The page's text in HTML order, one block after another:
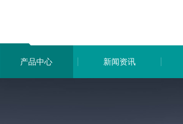
产品中心 新闻资讯